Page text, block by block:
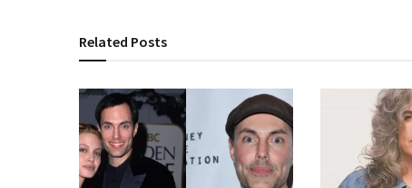
Related Posts